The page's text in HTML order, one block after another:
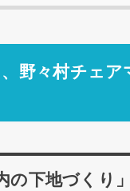
野々村チェア
の下地づくり